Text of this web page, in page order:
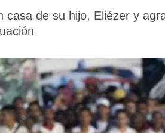
casa de su hijo, Eliézer y